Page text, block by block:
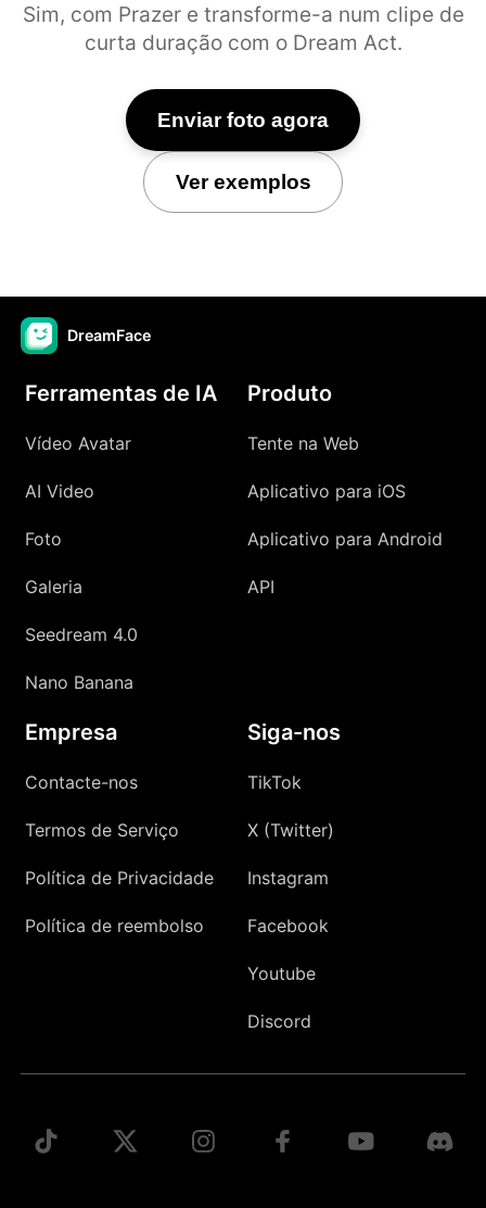
Sim, com Prazer e transforme-a num clipe de
curta duração com o Dream Act.
Enviar foto agora
Ver exemplos
DreamFace
Ferramentas de IA
Vídeo Avatar
AI Video
Foto
Galeria
Seedream 4.0
Nano Banana
Produto
Tente na Web
Aplicativo para iOS
Aplicativo para Android
API
Empresa
Contacte-nos
Termos de Serviço
Política de Privacidade
Política de reembolso
Siga-nos
TikTok
X (Twitter)
Instagram
Facebook
Youtube
Discord